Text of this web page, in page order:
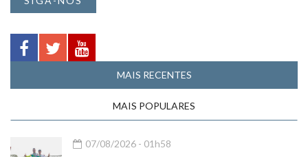
MAIS RECENTES
MAIS POPULARES
07/08/2026 - 01h58